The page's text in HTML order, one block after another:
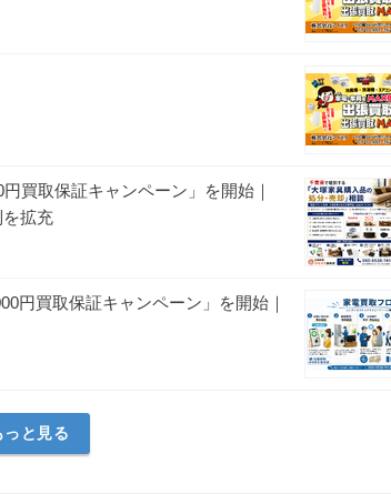
買取保証キャンペーン」を開始｜
拡充
円買取保証キャンペーン」を開始｜
っと見る